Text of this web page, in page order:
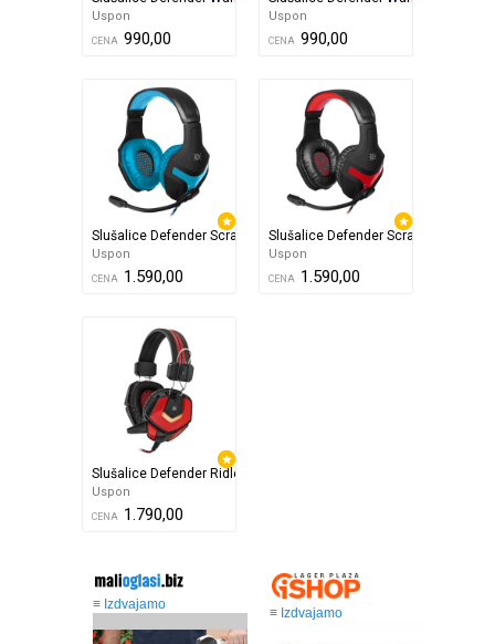
Uspon
CENA 990,00
Uspon
CENA 990,00
Slušalice Defender Scrapper 500 crno plave
Uspon
CENA 1.590,00
Slušalice Defender Scrapper 500
Uspon
CENA 1.590,00
Slušalice Defender Ridley Crno crvene
Uspon
CENA 1.790,00